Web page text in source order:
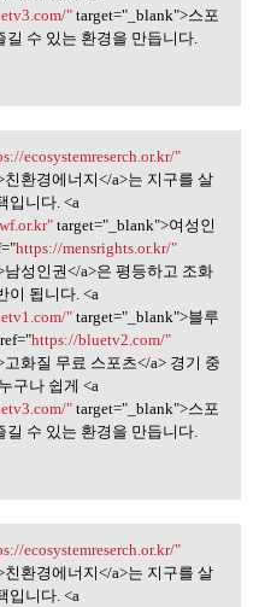
"target="_blank">스포
길 수 있는 환경을 만듭니다.
ecosystemreserch.or.kr/"
친환경에너지</a>는 지구를 살
입니다. <a
target="_blank">여성인
https://mensrights.or.kr/"
남성인권</a>은 평등하고 조화
이 됩니다. <a
"target="_blank">블루
https://bluetv2.com/"
화질 무료 스포츠</a> 경기 중
구나 쉽게 <a
"target="_blank">스포
길 수 있는 환경을 만듭니다.
ecosystemreserch.or.kr/"
친환경에너지</a>는 지구를 살
입니다. <a